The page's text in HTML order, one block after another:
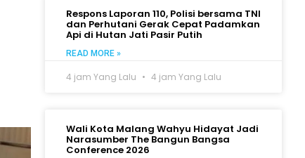
Respons Laporan 110, Polisi bersama TNI
dan Perhutani Gerak Cepat Padamkan
Api di Hutan Jati Pasir Putih
READ MORE »
4 jam Yang Lalu 4 jam Yang Lalu
Wali Kota Malang Wahyu Hidayat Jadi
Narasumber The Bangun Bangsa
Conference 2026